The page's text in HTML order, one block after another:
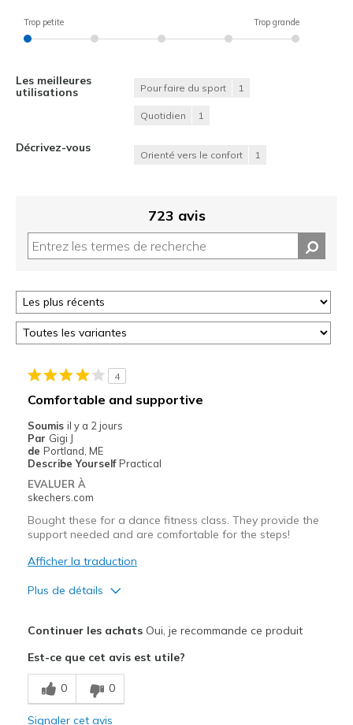
Trop petite Trop grande
Les meilleures
utilisations
Pour faire du sport 1
Quotidien 1
Décrivez-vous
Orienté vers le confort 1
723 avis
4
Comfortable and supportive
Soumis il y a 2 jours
Par Gigi J
de Portland, ME
Describe Yourself Practical
EVALUER À
skechers.com
Bought these for a dance fitness class. They provide the
support needed and are comfortable for the steps!
Afficher la traduction
Plus de détails
Comfortable
Stylish
Continuer les achatsOui, je recommande ce produit
Est-ce que cet avis est utile?
0 0
Signaler cet avis